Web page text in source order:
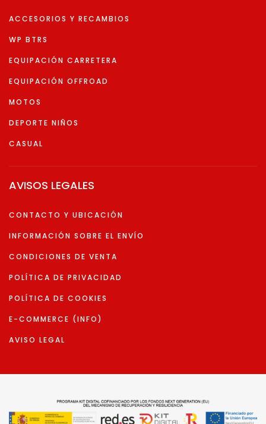
ACCESORIOS Y RECAMBIOS
WP BTRS
EQUIPACIÓN CARRETERA
EQUIPACIÓN OFFROAD
MOTOS
DEPORTE NIÑOS
CASUAL
AVISOS LEGALES
CONTACTO Y UBICACIÓN
INFORMACIÓN SOBRE EL ENVÍO
CONDICIONES DE VENTA
POLÍTICA DE PRIVACIDAD
POLÍTICA DE COOKIES
E-COMMERCE (INFO)
AVISO LEGAL